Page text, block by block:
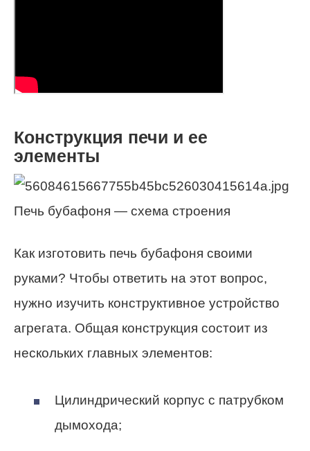
Конструкция печи и ее
элементы
Печь бубафоня — схема строения
Как изготовить печь бубафоня своими
руками? Чтобы ответить на этот вопрос,
нужно изучить конструктивное устройство
агрегата. Общая конструкция состоит из
нескольких главных элементов:
Цилиндрический корпус с патрубком
дымохода;